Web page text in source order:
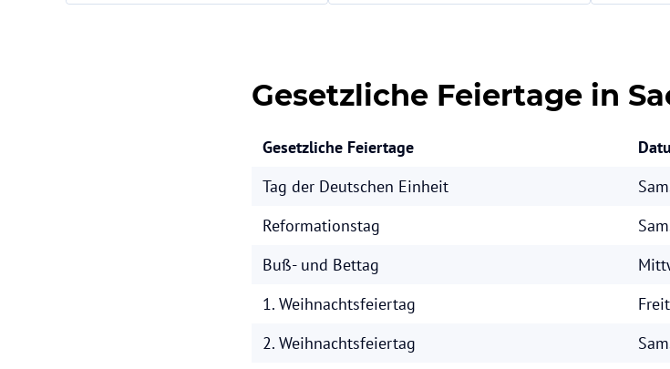
Gesetzliche Feiertage in
Gesetzliche Feiertage
Tag der Deutschen Einheit
Reformationstag
Buß- und Bettag
1. Weihnachtsfeiertag
2. Weihnachtsfeiertag